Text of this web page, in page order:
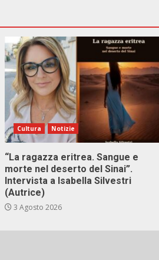
Cultura Notizie
“La ragazza eritrea. Sangue e
morte nel deserto del Sinai”.
Intervista a Isabella Silvestri
(Autrice)
3 Agosto 2026